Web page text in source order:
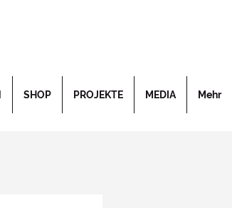
SHOP PROJEKTE MEDIA Mehr